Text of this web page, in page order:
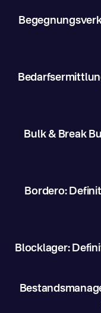
Bulk & Break
Bordero:
Blocklager: